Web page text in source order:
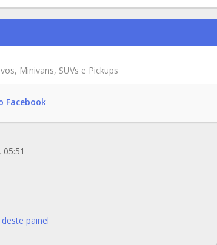
Minivans, SUVs e Pickups
Facebook
painel